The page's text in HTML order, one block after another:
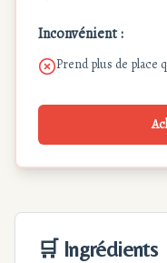
Inconvénient :
Prend plus de place
🛒 Ingrédients